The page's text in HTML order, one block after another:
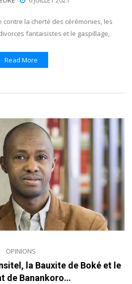
contre la cherté des cérémonies, les
fantaisistes et le gaspillage,
Read More
OPINIONS
la Bauxite de Boké et le
de Banankoro…